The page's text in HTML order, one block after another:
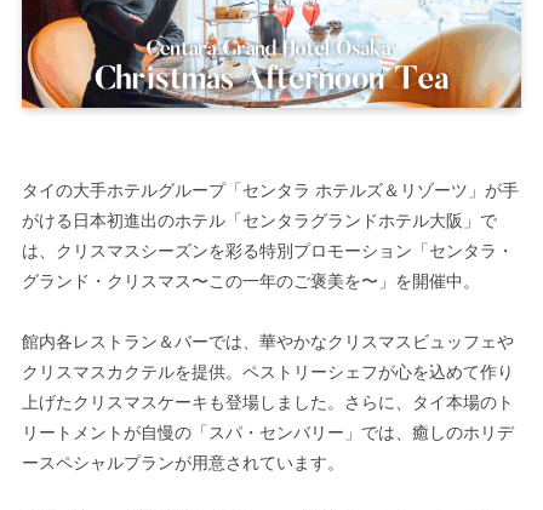
タイの大手ホテルグループ「センタラ ホテルズ＆リゾーツ」が手
がける日本初進出のホテル「センタラグランドホテル大阪」で
は、クリスマスシーズンを彩る特別プロモーション「センタラ・
グランド・クリスマス〜この一年のご褒美を〜」を開催中。
館内各レストラン＆バーでは、華やかなクリスマスビュッフェや
クリスマスカクテルを提供。ペストリーシェフが心を込めて作り
上げたクリスマスケーキも登場しました。さらに、タイ本場のト
リートメントが自慢の「スパ・センバリー」では、癒しのホリデ
ースペシャルプランが用意されています。